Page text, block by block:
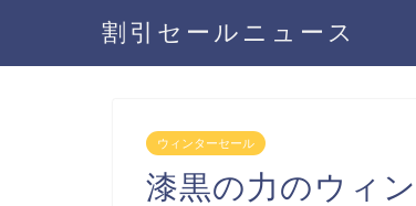
割引セールニュース
ウィンターセール
漆黒の力のウィ